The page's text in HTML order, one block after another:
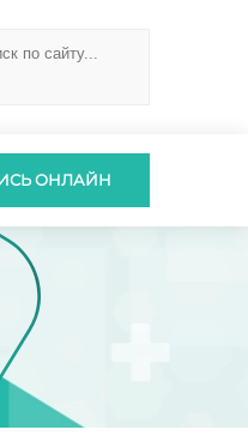
ОНЛАЙН